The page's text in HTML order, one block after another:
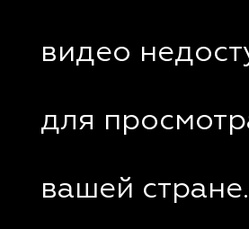
видео
для
вашей стране.